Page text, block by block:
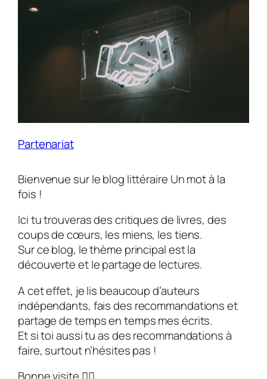
Partenariat
Bienvenue sur le blog littéraire Un mot à la
fois !
Ici tu trouveras des critiques de livres, des
coups de cœurs, les miens, les tiens.
Sur ce blog, le thème principal est la
découverte et le partage de lectures.
A cet effet, je lis beaucoup d’auteurs
indépendants, fais des recommandations et
partage de temps en temps mes écrits.
Et si toi aussi tu as des recommandations à
faire, surtout n’hésites pas !